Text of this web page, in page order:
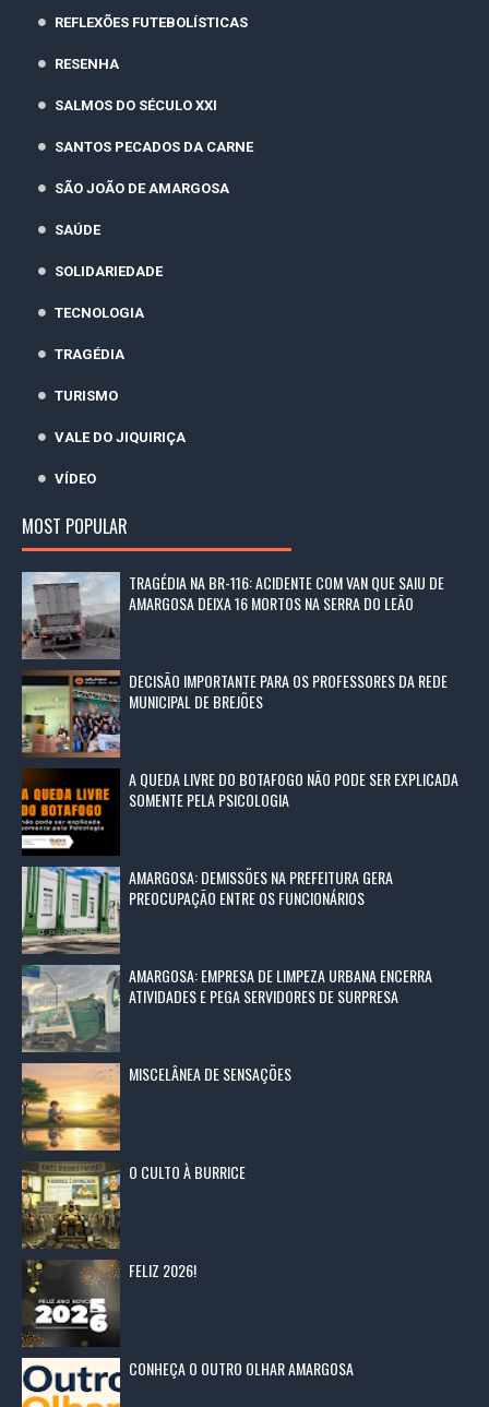
REFLEXÕES FUTEBOLÍSTICAS
RESENHA
SALMOS DO SÉCULO XXI
SANTOS PECADOS DA CARNE
SÃO JOÃO DE AMARGOSA
SAÚDE
SOLIDARIEDADE
TECNOLOGIA
TRAGÉDIA
TURISMO
VALE DO JIQUIRIÇA
VÍDEO
MOST POPULAR
TRAGÉDIA NA BR-116: ACIDENTE COM VAN QUE SAIU DE
AMARGOSA DEIXA 16 MORTOS NA SERRA DO LEÃO
DECISÃO IMPORTANTE PARA OS PROFESSORES DA REDE
MUNICIPAL DE BREJÕES
A QUEDA LIVRE DO BOTAFOGO NÃO PODE SER EXPLICADA
SOMENTE PELA PSICOLOGIA
AMARGOSA: DEMISSÕES NA PREFEITURA GERA
PREOCUPAÇÃO ENTRE OS FUNCIONÁRIOS
AMARGOSA: EMPRESA DE LIMPEZA URBANA ENCERRA
ATIVIDADES E PEGA SERVIDORES DE SURPRESA
MISCELÂNEA DE SENSAÇÕES
O CULTO À BURRICE
FELIZ 2026!
CONHEÇA O OUTRO OLHAR AMARGOSA